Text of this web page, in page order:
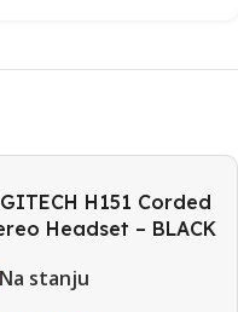
H151 Corded
Headset – BLACK
Na stanju